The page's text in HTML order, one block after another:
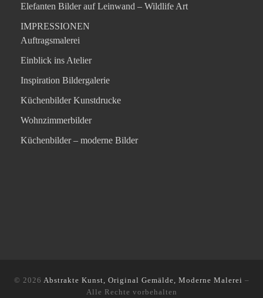
Elefanten Bilder auf Leinwand – Wildlife Art
IMPRESSIONEN
Auftragsmalerei
Einblick ins Atelier
Inspiration Bildergalerie
Küchenbilder Kunstdrucke
Wohnzimmerbilder
Küchenbilder – moderne Bilder
© 2026 Abstrakte Kunst, Original Gemälde, Moderne Malerei –
Alle Rechte vorbehalten